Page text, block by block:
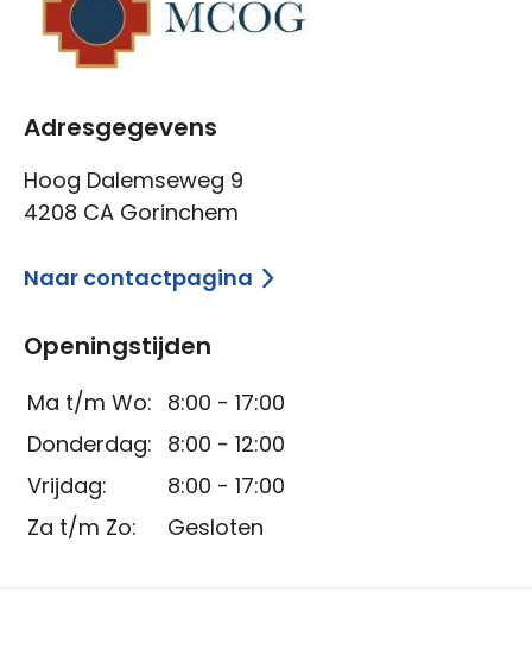
Adresgegevens
Hoog Dalemseweg 9
4208 CA Gorinchem
Naar contactpagina
Openingstijden
Ma t/m Wo: 8:00 - 17:00
Donderdag: 8:00 - 12:00
Vrijdag:
8:00 - 17:00
Za t/m Zo:
Gesloten